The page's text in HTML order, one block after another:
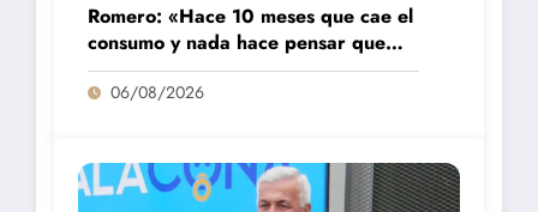
Romero: «Hace 10 meses que cae el
consumo y nada hace pensar que
vaya a repuntar»
06/08/2026